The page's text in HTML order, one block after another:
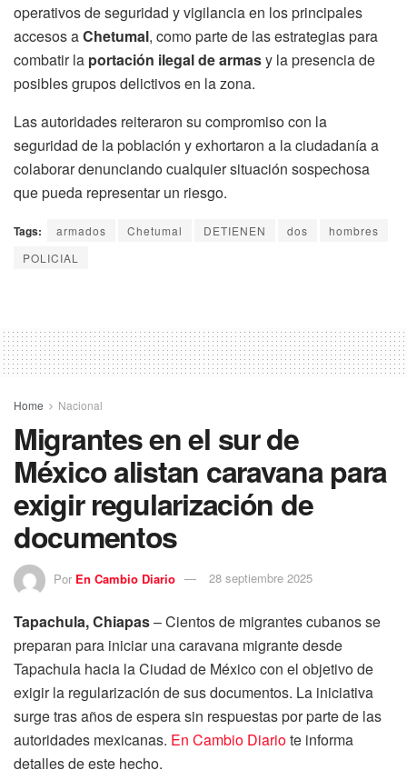
operativos de seguridad y vigilancia en los principales
accesos aChetumal, como parte de las estrategias para
combatir la portación ilegal de armasy la presencia de
posibles grupos delictivos en la zona.
Las autoridades reiteraron su compromiso con la
seguridad de la población y exhortaron a la ciudadanía a
colaborar denunciando cualquier situación sospechosa
que pueda representar un riesgo.
Tags: armados Chetumal DETIENEN dos
hombres
POLICIAL
Home Nacional
Migrantes en el sur de
México alistan caravana para
exigir regularización de
documentos
Por En Cambio Diario 28 septiembre 2025
Tapachula, Chiapas– Cientos de migrantes cubanos se
preparan para iniciar una caravana migrante desde
Tapachula hacia la Ciudad de México con el objetivo de
exigir la regularización de sus documentos. La iniciativa
surge tras años de espera sin respuestas por parte de las
autoridades mexicanas. En Cambio Diariote informa
detalles de este hecho.